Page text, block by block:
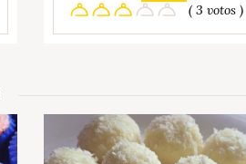
( 3 votos )